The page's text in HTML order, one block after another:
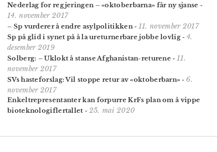
Nederlag for regjeringen – «oktoberbarna» får ny sjanse -
14. november 2017
– Sp vurderer å endre asylpolitikken- 11. november 2017
Sp på glid i synet på å la ureturnerbare jobbe lovlig- 4.
desember 2019
Solberg: – Uklokt å stanse Afghanistan-returene -11.
november 2017
SVs hasteforslag: Vil stoppe retur av «oktoberbarn» - 6.
november 2017
Enkeltrepresentanter kan forpurre KrFs plan om å vippe
bioteknologiflertallet - 25. mai 2020